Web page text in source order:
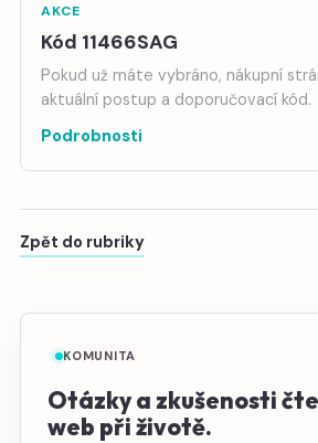
AKCE
Kód 11466SAG
Pokud už máte vybráno, nákupní
aktuální postup a doporučovací kód.
Podrobnosti
Zpět do rubriky
KOMUNITA
Otázky a zkušenosti
web při životě.